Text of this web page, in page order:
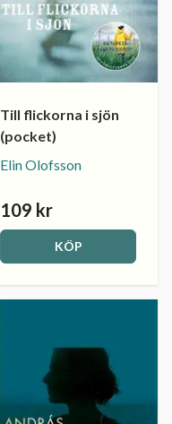
Till flickorna i sjön
(pocket)
Elin Olofsson
109 kr
KÖP